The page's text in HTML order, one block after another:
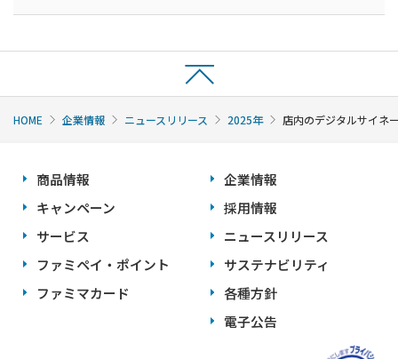
HOME 企業情報 ニュースリリース 2025年 店内のデジタルサイネ
商品情報
キャンペーン
サービス
ファミペイ・ポイント
ファミマカード
企業情報
採用情報
ニュースリリース
サステナビリティ
各種方針
電子公告